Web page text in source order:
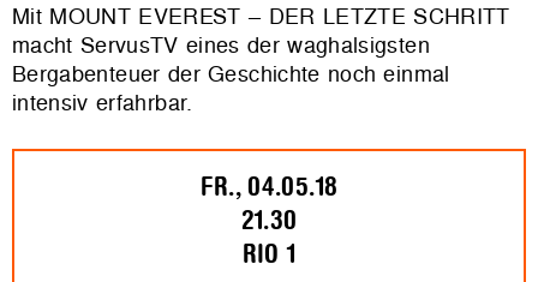
Mit MOUNT EVEREST – DER LETZTE SCHRITT
macht ServusTV eines der waghalsigsten
Bergabenteuer der Geschichte noch einmal
intensiv erfahrbar.
FR., 04.05.18
21.30
RIO 1